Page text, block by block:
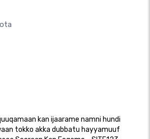
kan ijaarame namni hundi
tokko akka dubbatu hayyamuuf